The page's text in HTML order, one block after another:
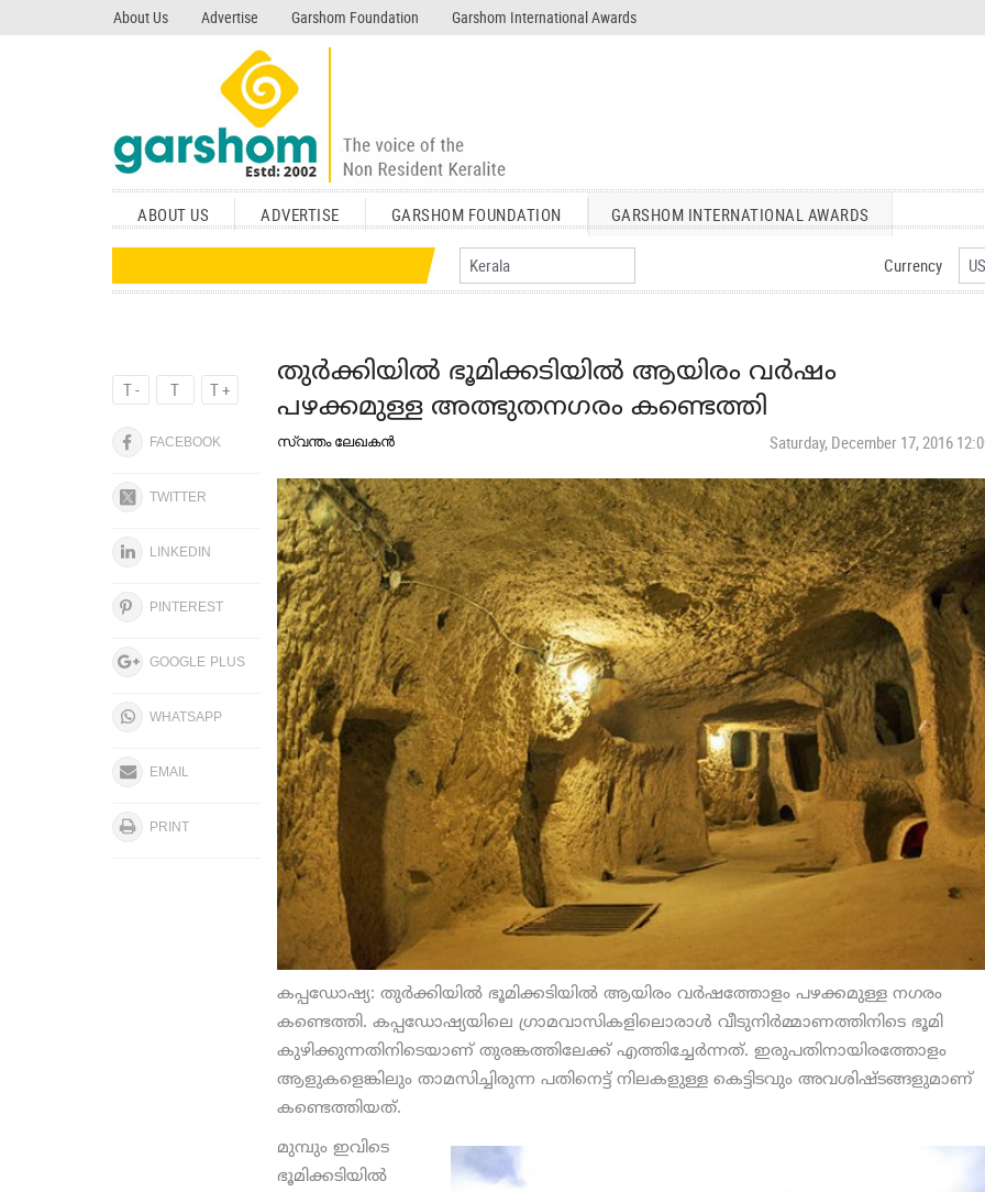
About Us Advertise Garshom Foundation Garshom International Awards
garshom.com
ABOUT US ADVERTISE GARSHOM FOUNDATION GARSHOM INTERNATIONAL AWARDS
Currency
T - T T +
FACEBOOK
TWITTER
LINKEDIN
PINTEREST
GOOGLE PLUS
WHATSAPP
EMAIL
PRINT
തുര്‍ക്കിയില്‍ ഭൂമിക്കടിയില്‍ ആയിരം വര്‍ഷം
പഴക്കമുള്ള അത്ഭുതനഗരം കണ്ടെത്തി
സ്വന്തം ലേഖകന്‍ Saturday, December 17, 2016
കപ്പഡോഷ്യ: തുര്‍ക്കിയില്‍ ഭൂമിക്കടിയില്‍ ആയിരം വര്‍ഷത്തോളം പഴക്കമുള്ള നഗരം
കണ്ടെത്തി. കപ്പഡോഷ്യയിലെ ഗ്രാമവാസികളിലൊരാള്‍ വീടുനിര്‍മ്മാണത്തിനിടെ ഭൂമി
കുഴിക്കുന്നതിനിടെയാണ് തുരങ്കത്തിലേക്ക് എത്തിച്ചേര്‍ന്നത്. ഇരുപതിനായിരത്തോളം
ആളുകളെങ്കിലും താമസിച്ചിരുന്ന പതിനെട്ട് നിലകളുള്ള കെട്ടിടവും അവശിഷ്ടങ്ങളുമാണ്
കണ്ടെത്തിയത്.
മുമ്പും ഇവിടെ
ഭൂമിക്കടിയില്‍